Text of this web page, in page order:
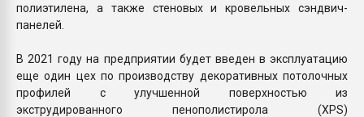
полиэтилена, а также стеновых и кровельных сэндвич-
панелей.
В 2021 году на предприятии будет введен в эксплуатацию
еще один цех по производству декоративных потолочных
профилей с улучшенной поверхностью из
экструдированного пенополистирола (XPS)